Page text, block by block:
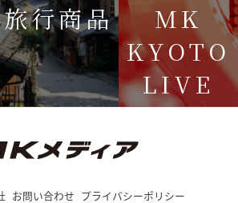
旅行商品
MK
KYOTO
LIVE
お問い合わせ プライバシーポリシー